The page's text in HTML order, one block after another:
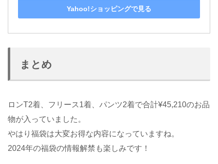
Yahoo!ショッピングで見る
まとめ
ロンT2着、フリース1着、パンツ2着で合計¥45,210のお品
物が入っていました。
やはり福袋は大変お得な内容になっていますね。
2024年の福袋の情報解禁も楽しみです！